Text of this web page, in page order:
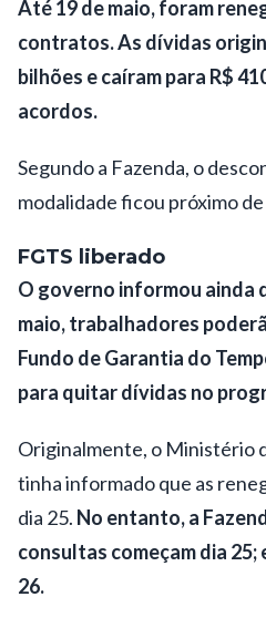
Até 19 de maio, foram
contratos. As dívidas
bilhões e caíram para R$
acordos.
Segundo a Fazenda, o
modalidade ficou próximo de
FGTS liberado
O governo informou ainda
maio, trabalhadores
Fundo de Garantia do
para quitar dívidas no
Originalmente, o Ministério
tinha informado que as
dia 25. No entanto, a
consultas começam dia 25;
26.